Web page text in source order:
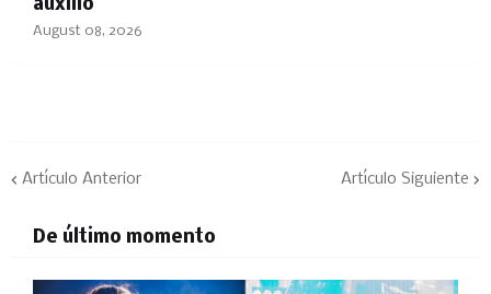
auxilio
August 08, 2026
Artículo Anterior Artículo Siguiente
De último momento